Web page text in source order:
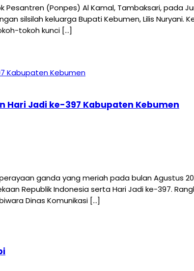
(Ponpes) Al Kamal, Tambaksari, pada
silsilah keluarga Bupati Kebumen, Lilis Nuryani.
tokoh kunci […]
Hari Jadi ke-397 Kabupaten Kebumen
ganda yang meriah pada bulan Agustus
Republik Indonesia serta Hari Jadi ke-397.
Dinas Komunikasi […]